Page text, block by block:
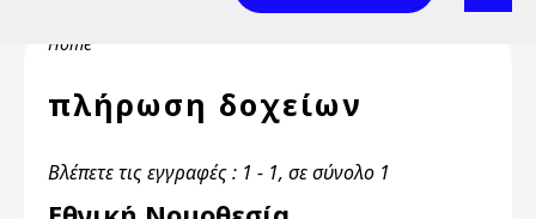
Breadcrumb
Home
πλήρωση δοχείων
Βλέπετε τις εγγραφές : 1 - 1, σε σύνολο 1